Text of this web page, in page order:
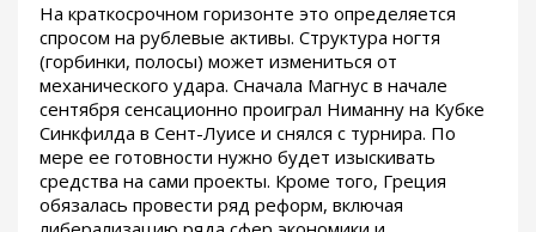
На краткосрочном горизонте это определяется
спросом на рублевые активы. Структура ногтя
(горбинки, полосы) может измениться от
механического удара. Сначала Магнус в начале
сентября сенсационно проиграл Ниманну на Кубке
Синкфилда в Сент-Луисе и снялся с турнира. По
мере ее готовности нужно будет изыскивать
средства на сами проекты. Кроме того, Греция
обязалась провести ряд реформ, включая